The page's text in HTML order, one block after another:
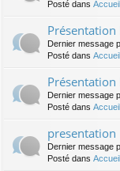
Posté dans
Présentation
Dernier message
Posté dans
Présentation
Dernier message
Posté dans
presentation
Dernier message
Posté dans